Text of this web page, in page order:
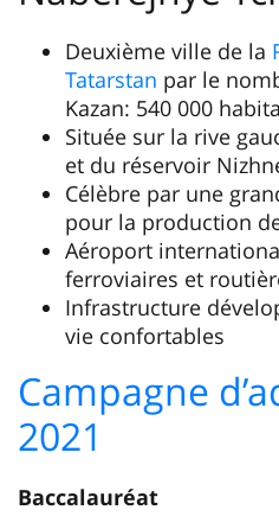
Deuxième ville de la
Tatarstan par le
Kazan: 540 000
Située sur la rive
et du réservoir
Célèbre par une
pour la production
Aéroport
ferroviaires et
Infrastructure
vie confortables
Campagne
2021
Baccalauréat